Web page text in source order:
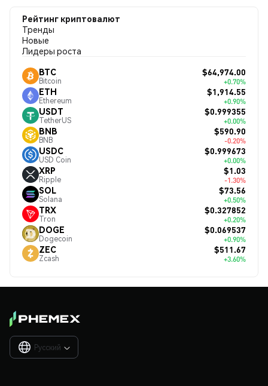
Рейтинг криптовалют
Тренды
Новые
Лидеры роста
BTC
Bitcoin
$64,974.00
+0.70%
ETH
Ethereum
$1,914.55
+0.90%
USDT
TetherUS
$0.999355
+0.00%
BNB
BNB
$590.90
-0.20%
USDC
USD Coin
$0.999673
+0.00%
XRP
Ripple
$1.03
-1.30%
SOL
Solana
$73.56
+0.50%
TRX
Tron
$0.327852
+0.20%
DOGE
Dogecoin
$0.069537
+0.90%
ZEC
Zcash
$511.67
+3.60%
Русский 